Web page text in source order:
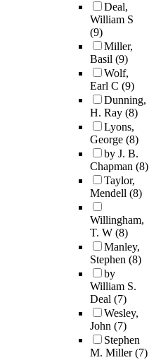
Deal,
William S
(9)
Miller,
Basil (9)
Wolf,
Earl C (9)
Dunning,
H. Ray (8)
Lyons,
George (8)
by J. B.
Chapman (8)
Taylor,
Mendell (8)
Willingham,
T. W (8)
Manley,
Stephen (8)
by
William S.
Deal (7)
Wesley,
John (7)
Stephen
M. Miller(7)